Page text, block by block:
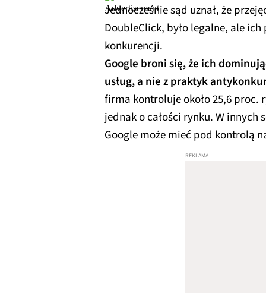
Jednocześnie sąd uznał, że
DoubleClick, było legalne, ale
konkurencji.
Google broni się, że ich
usług, a nie z praktyk
firma kontroluje około 25,6 proc.
jednak o całości rynku. W
Google może mieć pod kontrolą